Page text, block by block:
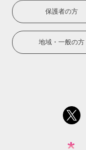
保護者の方
地域・一般の方